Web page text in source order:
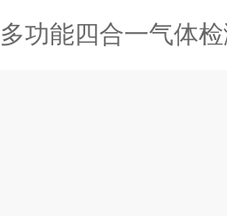
多功能四合一气体检测仪